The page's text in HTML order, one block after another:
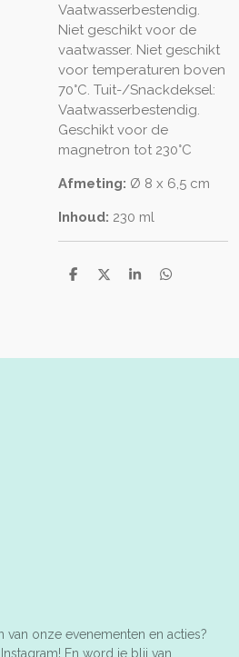
Vaatwasserbestendig.
Niet geschikt voor de
vaatwasser. Niet geschikt
voor temperaturen boven
70°C. Tuit-/Snackdeksel:
Vaatwasserbestendig.
Geschikt voor de
magnetron tot 230°C
Afmeting: Ø 8 x 6,5 cm
Inhoud: 230 ml
D
D
S
D
onze evenementen en acties?
En word je blij van